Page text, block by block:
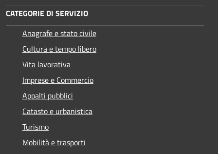
CATEGORIE DI SERVIZIO
Anagrafe e stato civile
Cultura e tempo libero
Vita lavorativa
Imprese e Commercio
Appalti pubblici
Catasto e urbanistica
Turismo
Mobilità e trasporti